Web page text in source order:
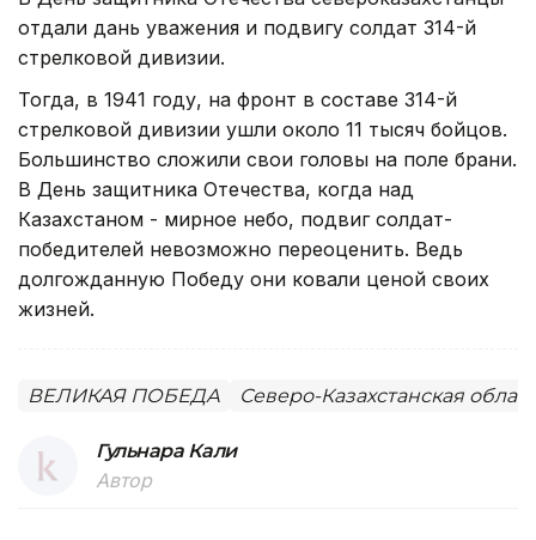
отдали дань уважения и подвигу солдат 314-й
стрелковой дивизии.
Тогда, в 1941 году, на фронт в составе 314-й
стрелковой дивизии ушли около 11 тысяч бойцов.
Большинство сложили свои головы на поле брани.
В День защитника Отечества, когда над
Казахстаном - мирное небо, подвиг солдат-
победителей невозможно переоценить. Ведь
долгожданную Победу они ковали ценой своих
жизней.
ВЕЛИКАЯ ПОБЕДА Северо-Казахстанская
Гульнара Кали
Автор